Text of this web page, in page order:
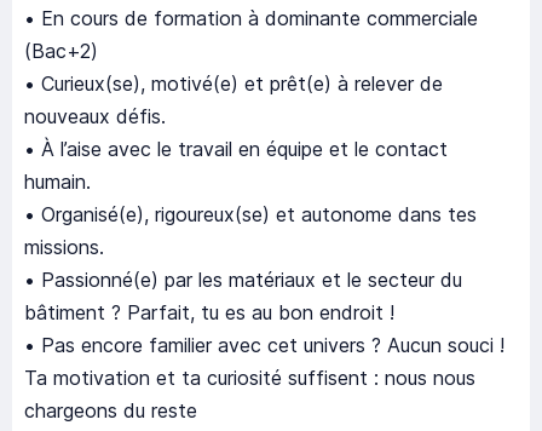
• En cours de formation à dominante commerciale
(Bac+2)
• Curieux(se), motivé(e) et prêt(e) à relever de
nouveaux défis.
• À l’aise avec le travail en équipe et le contact
humain.
• Organisé(e), rigoureux(se) et autonome dans tes
missions.
• Passionné(e) par les matériaux et le secteur du
bâtiment ? Parfait, tu es au bon endroit !
• Pas encore familier avec cet univers ? Aucun souci !
Ta motivation et ta curiosité suffisent : nous nous
chargeons du reste